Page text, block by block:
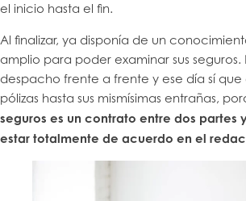
el inicio hasta el fin.
Al finalizar, ya disponía de un
amplio para poder examinar sus seguros.
despacho frente a frente y ese día sí que
pólizas hasta sus mismísimas entrañas,
seguros es un contrato entre dos partes
estar totalmente de acuerdo en el